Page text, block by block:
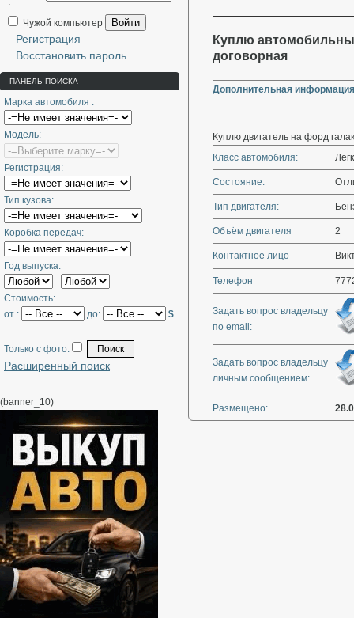
:
Чужой компьютер
Войти
Регистрация
Восстановить пароль
ПАНЕЛЬ ПОИСКА
Марка автомобиля :
Модель:
Регистрация:
Тип кузова:
Коробка передач:
Год выпуска:
-
Стоимость:
от :
до: $
Только с фото:
Расширенный поиск
(banner_10)
Куплю
договорная
Дополнительная
Куплю двигатель на форд
Класс автомобиля:
Состояние:
Тип двигателя:
Объём двигателя 2
Контактное лицо
Телефон
Задать вопрос владельцу
по email:
Задать вопрос владельцу
личным сообщением:
Размещено: